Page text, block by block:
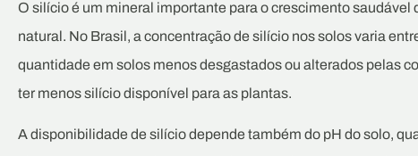
O silício é um mineral importante para o crescimento
natural. No Brasil, a concentração de silício nos solos varia
quantidade em solos menos desgastados ou alterados pelas
ter menos silício disponível para as plantas.
A disponibilidade de silício depende também do pH do solo,